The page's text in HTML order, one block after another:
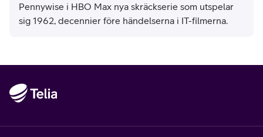
Pennywise i HBO Max nya skräckserie som utspelar
sig 1962, decennier före händelserna i IT-filmerna.